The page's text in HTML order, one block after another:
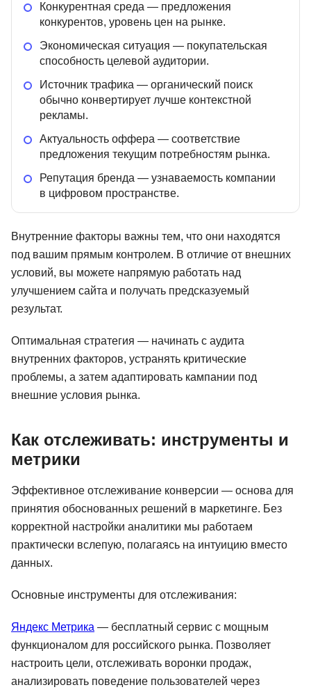
Конкурентная среда — предложения
конкурентов, уровень цен на рынке.
Экономическая ситуация — покупательская
способность целевой аудитории.
Источник трафика — органический поиск
обычно конвертирует лучше контекстной
рекламы.
Актуальность оффера — соответствие
предложения текущим потребностям рынка.
Репутация бренда — узнаваемость компании
в цифровом пространстве.
Внутренние факторы важны тем, что они находятся
под вашим прямым контролем. В отличие от внешних
условий, вы можете напрямую работать над
улучшением сайта и получать предсказуемый
результат.
Оптимальная стратегия — начинать с аудита
внутренних факторов, устранять критические
проблемы, а затем адаптировать кампании под
внешние условия рынка.
Как отслеживать: инструменты и
метрики
Эффективное отслеживание конверсии — основа для
принятия обоснованных решений в маркетинге. Без
корректной настройки аналитики мы работаем
практически вслепую, полагаясь на интуицию вместо
данных.
Основные инструменты для отслеживания:
Яндекс Метрика — бесплатный сервис с мощным
функционалом для российского рынка. Позволяет
настроить цели, отслеживать воронки продаж,
анализировать поведение пользователей через